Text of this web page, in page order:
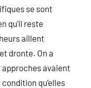
se sont
qu’il reste
aillent
dronte. On a
approches avaient
condition qu’elles